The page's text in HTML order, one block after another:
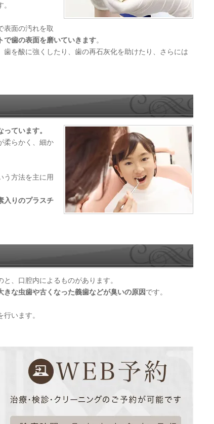
表面の汚れを取
で歯の表面を磨いていきます。
を酸に強くしたり、歯の再石灰化を助けたり、さらには
ています。
柔らかく、細か
う方法を主に用
入りのプラスチ
、口腔内によるものがあります。
きな虫歯や古くなった義歯などが臭いの原因です。
います。